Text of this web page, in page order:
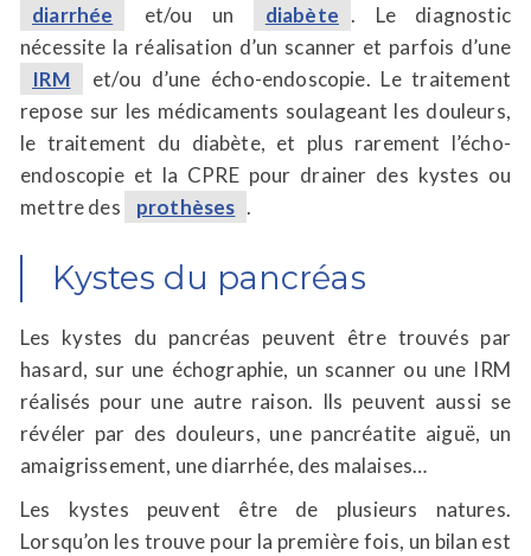
diarrhée
et/ou un diabète . Le diagnostic
nécessite la réalisation d’un scanner et parfois d’une
IRM
et/ou d’une écho-endoscopie. Le traitement
repose sur les médicaments soulageant les douleurs,
le traitement du diabète, et plus rarement l’écho-
endoscopie et la CPRE pour drainer des kystes ou
mettre des
prothèses .
Kystes du pancréas
Les kystes du pancréas peuvent être trouvés par
hasard, sur une échographie, un scanner ou une IRM
réalisés pour une autre raison. Ils peuvent aussi se
révéler par des douleurs, une pancréatite aiguë, un
amaigrissement, une diarrhée, des malaises…
Les kystes peuvent être de plusieurs natures.
Lorsqu’on les trouve pour la première fois, un bilan est